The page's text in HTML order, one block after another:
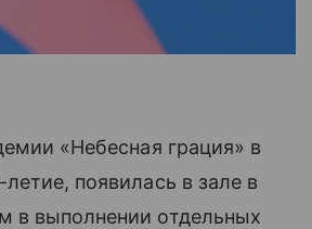
«Небесная грация» в
появилась в зале в
в выполнении отдельных